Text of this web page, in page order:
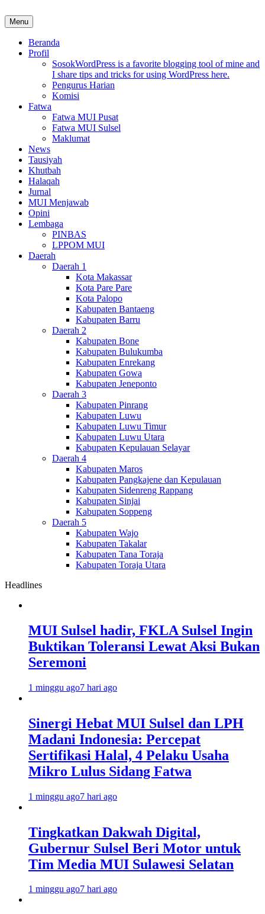
to
content
MUI Sulawesi Selatan
Khadimul Ummah wa Shadiqul Hukuuma
Menu
Beranda
Profil
SosokWordPress is a favorite blogging tool of mine and
I share tips and tricks for using WordPress here.
Pengurus Harian
Komisi
Fatwa
Fatwa MUI Pusat
Fatwa MUI Sulsel
Maklumat
News
Tausiyah
Khutbah
Halaqah
Jurnal
MUI Menjawab
Opini
Lembaga
PINBAS
LPPOM MUI
Daerah
Daerah 1
Kota Makassar
Kota Pare Pare
Kota Palopo
Kabupaten Bantaeng
Kabupaten Barru
Daerah 2
Kabupaten Bone
Kabupaten Bulukumba
Kabupaten Enrekang
Kabupaten Gowa
Kabupaten Jeneponto
Daerah 3
Kabupaten Pinrang
Kabupaten Luwu
Kabupaten Luwu Timur
Kabupaten Luwu Utara
Kabupaten Kepulauan Selayar
Daerah 4
Kabupaten Maros
Kabupaten Pangkajene dan Kepulauan
Kabupaten Sidenreng Rappang
Kabupaten Sinjai
Kabupaten Soppeng
Daerah 5
Kabupaten Wajo
Kabupaten Takalar
Kabupaten Tana Toraja
Kabupaten Toraja Utara
Headlines
MUI Sulsel hadir, FKLA Sulsel Ingin
Buktikan Toleransi Lewat Aksi Bukan
Seremoni
1 minggu ago7 hari ago
Sinergi Hebat MUI Sulsel dan LPH
Madani Indonesia: Percepat
Sertifikasi Halal, 4 Pelaku Usaha
Mikro Lulus Sidang Fatwa
1 minggu ago7 hari ago
Tingkatkan Dakwah Digital,
Gubernur Sulsel Beri Motor untuk
Tim Media MUI Sulawesi Selatan
1 minggu ago7 hari ago